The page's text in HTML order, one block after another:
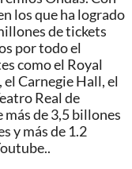
los que ha logrado
de tickets
por todo el
como el Royal
Carnegie Hall, el
Real de
de 3,5 billones
y más de 1.2